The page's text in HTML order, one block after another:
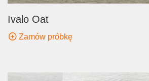
Ivalo Oat
Zamów próbkę